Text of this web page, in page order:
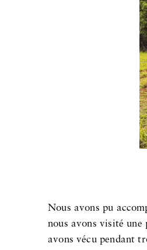
Nous avons pu
nous avons visité une
avons vécu pendant